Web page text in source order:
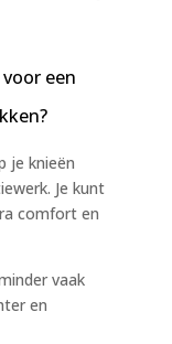
een
je knieën
Je kunt
comfort en
vaak
en